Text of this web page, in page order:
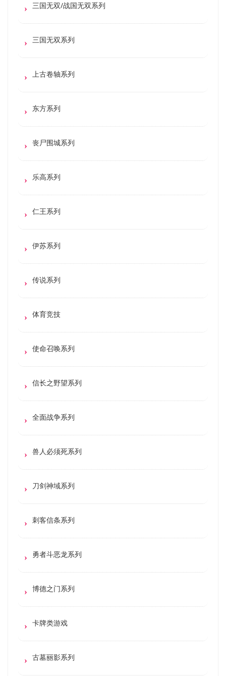
三国无双/战国无双系列
三国无双系列
上古卷轴系列
东方系列
丧尸围城系列
乐高系列
仁王系列
伊苏系列
传说系列
体育竞技
使命召唤系列
信长之野望系列
全面战争系列
兽人必须死系列
刀剑神域系列
刺客信条系列
勇者斗恶龙系列
博德之门系列
卡牌类游戏
古墓丽影系列